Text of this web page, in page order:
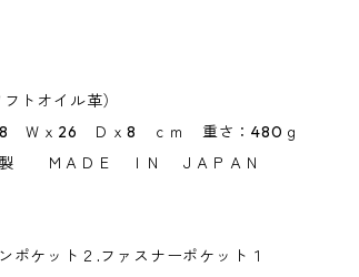
トオイル革）
Ｗｘ26 Ｄｘ8 ｃｍ 重さ：480ｇ
製 ＭＡＤＥ ＩＮ ＪＡＰＡＮ
ポケット２.ファスナーポケット１